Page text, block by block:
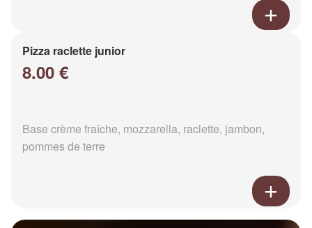
Pizza raclette junior
8.00 €
Base crème fraîche, mozzarella, raclette, jambon,
pommes de terre